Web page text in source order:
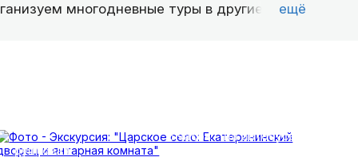
многодневные туры в другие
ещё
5 часов
на автобусе
групповая